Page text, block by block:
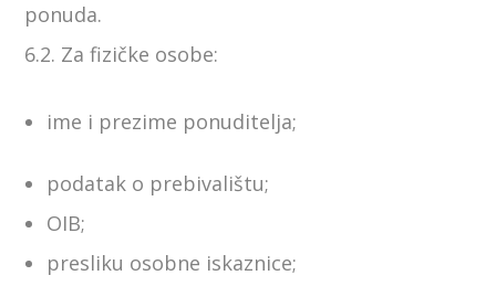
ponuda.
6.2. Za fizičke osobe:
ime i prezime ponuditelja;
podatak o prebivalištu;
OIB;
presliku osobne iskaznice;